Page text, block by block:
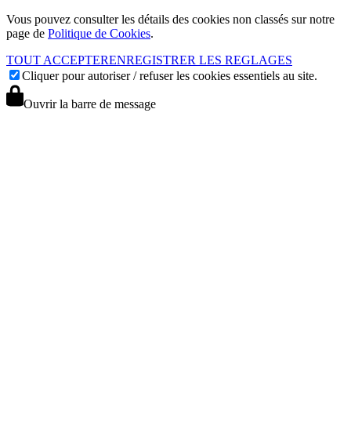
Vous pouvez consulter les détails des cookies non classés sur notre
page de Politique de Cookies.
TOUT ACCEPTERENREGISTRER LES REGLAGES
Cliquer pour autoriser / refuser les cookies essentiels au site.
Ouvrir la barre de message